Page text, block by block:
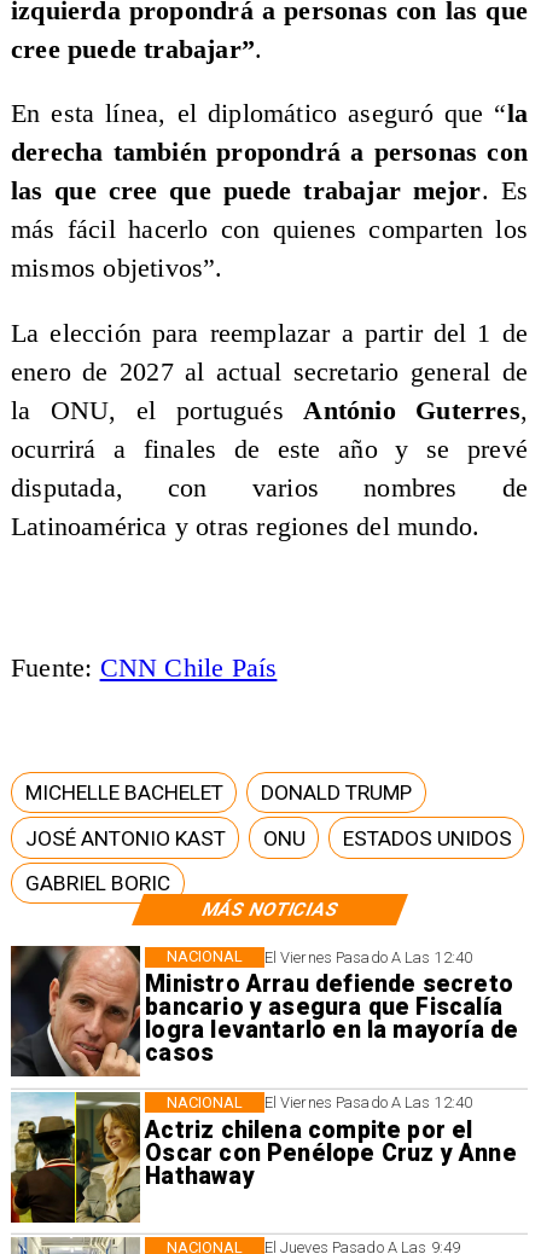
MÁS NOTICIAS
El Viernes Pasado A Las 12:40
Ministro Arrau defiende secreto
bancario y asegura que Fiscalía
logra levantarlo en la mayoría de
casos
NACIONAL
El Viernes Pasado A Las 12:40
Actriz chilena compite por el
Oscar con Penélope Cruz y Anne
Hathaway
NACIONAL
El Jueves Pasado A Las 9:49
NACIONAL
izquierda propondrá a personas con las que
cree puede trabajar”.
En esta línea, el diplomático aseguró que “la
derecha también propondrá a personas con
las que cree que puede trabajar mejor. Es
más fácil hacerlo con quienes comparten los
mismos objetivos”.
La elección para reemplazar a partir del 1 de
enero de 2027 al actual secretario general de
la ONU, el portugués António Guterres,
ocurrirá a finales de este año y se prevé
disputada, con varios nombres de
Latinoamérica y otras regiones del mundo.
Fuente: CNN Chile País
MICHELLE BACHELET
DONALD TRUMP
JOSÉ ANTONIO KAST
ONU
ESTADOS UNIDOS
GABRIEL BORIC